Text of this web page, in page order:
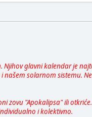
Njihov glavni kalendar je
našem solarnom sistemu.
zovu "Apokalipsa" ili
i kolektivno.